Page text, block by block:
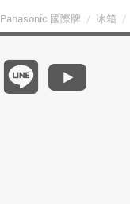
Panasonic 國際牌 / 冰箱 /